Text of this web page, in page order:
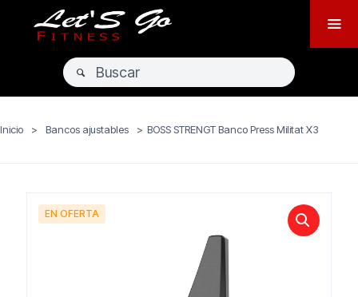
Inicio > Bancos ajustables > BOSS STRENGT Banco Press Militat X3
EN OFERTA